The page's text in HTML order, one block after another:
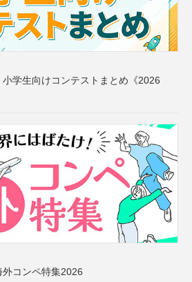
学生向けコンテストまとめ《2026
コンペ特集2026